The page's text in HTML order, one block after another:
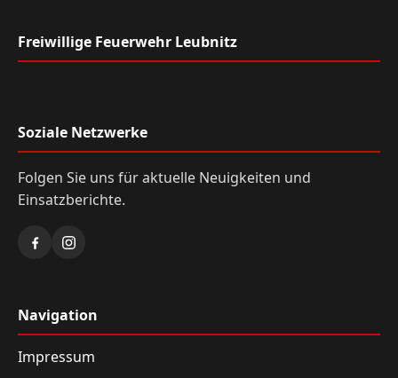
Freiwillige Feuerwehr Leubnitz
Soziale Netzwerke
Folgen Sie uns für aktuelle Neuigkeiten und
Einsatzberichte.
Navigation
Impressum